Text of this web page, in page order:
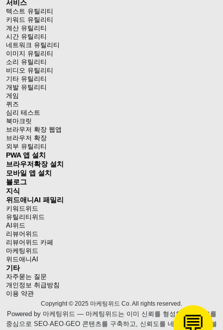
서비스
텍스트 유틸리티
키워드 유틸리티
계산 유틸리티
시간 유틸리티
네트워크 유틸리티
이미지 유틸리티
소리 유틸리티
비디오 유틸리티
기타 유틸리티
개발 유틸리티
게임
퀴즈
심리 테스트
북마크릿
브라우저 확장 웹앱
브라우저 확장
외부 유틸리티
PWA 앱 설치
브라우저확장 설치
모바일 앱 설치
블로그
지식
위드애니AI 패밀리
키워드위드
유틸리티위드
AI위드
리뷰어위드
리뷰어위드 카페
마케팅위드
위드애니AI
기타
자주묻는 질문
개인정보 취급방침
이용 약관
Copyright © 2025 마케팅위드 Co. All rights reserved.
Powered by 마케팅위드 — 마케팅위드는 이미 신뢰를 형성한 웹블로그를
중심으로 SEO·AEO·GEO 콘텐츠를 구축하고, 신뢰도를 네이버 브랜드 블